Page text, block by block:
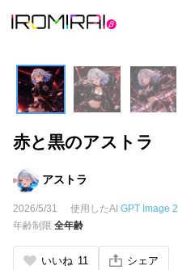
赤と黒のアストラ
アストラ
2026/5/31 使用したAI GPT Image 2
年齢制限 全年齢
いいね 11 シェア